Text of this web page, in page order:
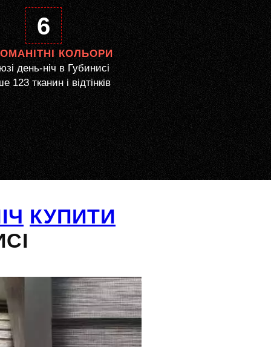
6
КОЛЬОРИ
день-ніч в Губинисі
123 тканин і відтінків
КУПИТИ